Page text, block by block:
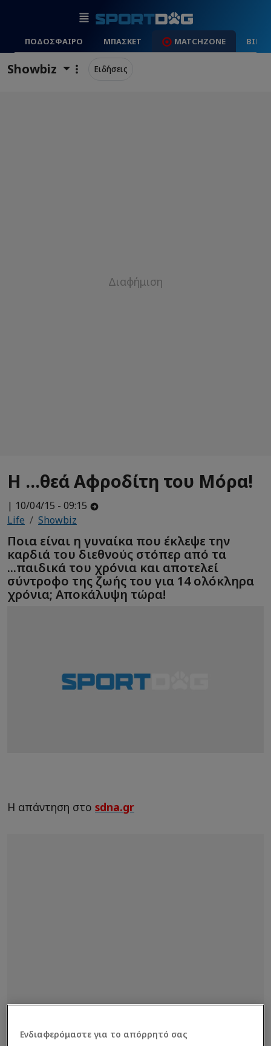
ΠΟΔΟΣΦΑΙΡΟ ΜΠΑΣΚΕΤ MATCHZONE
Showbiz Ειδήσεις
Η ...θεά Αφροδίτη του Μόρα!
| 10/04/15 - 09:15
Life
Showbiz
Ποια είναι η γυναίκα που έκλεψε την
καρδιά του διεθνούς στόπερ από τα
...παιδικά του χρόνια και αποτελεί
σύντροφο της ζωής του για 14 ολόκληρα
χρόνια; Αποκάλυψη τώρα!
Η απάντηση στο sdna.gr
Ενδιαφερόμαστε για το απόρρητό σας